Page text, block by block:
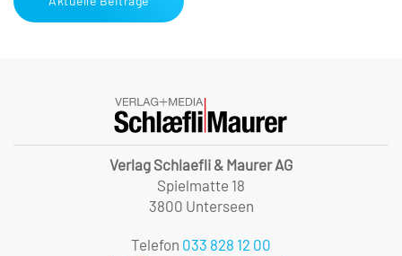
Verlag Schlaefli & Maurer AG
Spielmatte 18
3800 Unterseen
Telefon 033 828 12 00